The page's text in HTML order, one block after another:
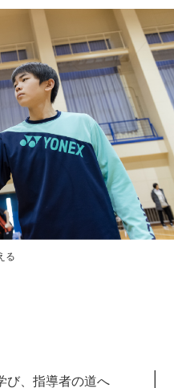
る
び、指導者の道へ